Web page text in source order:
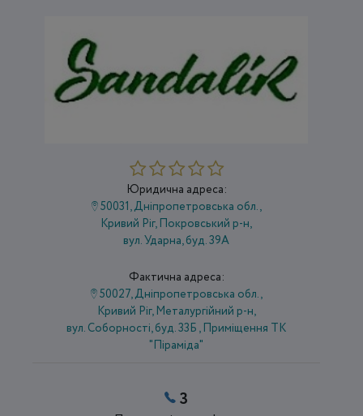
Юридична адреса:
50031, Дніпропетровська обл.,
Кривий Ріг, Покровський р-н,
вул. Ударна, буд. 39А
Фактична адреса:
50027, Дніпропетровська обл.,
Кривий Ріг, Металургійний р-н,
вул. Соборності, буд. 33Б , Приміщення ТК
"Піраміда"
3